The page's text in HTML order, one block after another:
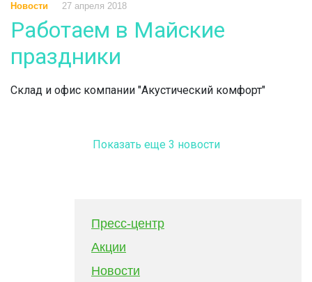
Новости 27 апреля 2018
Работаем в Майские
праздники
Склад и офис компании "Акустический комфорт"
Показать еще 3 новости
Пресс-центр
Акции
Новости